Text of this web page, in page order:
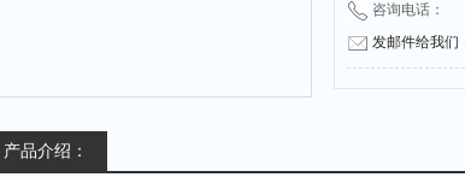
咨询电话：
发邮件给我们
产品介绍：